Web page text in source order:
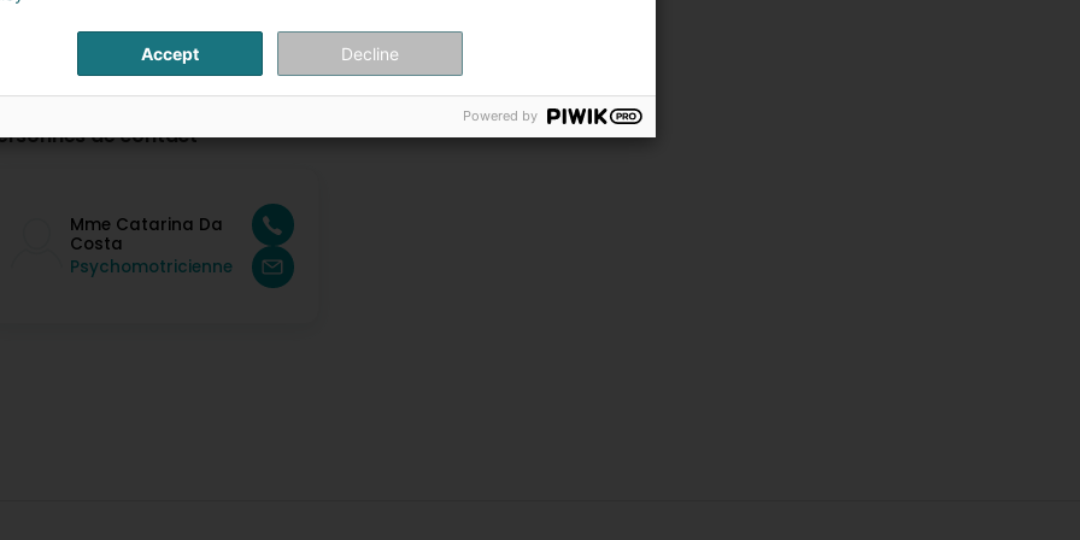
de contact
Mme Catarina Da
Costa
Psychomotricienne
Accept Decline
Powered by